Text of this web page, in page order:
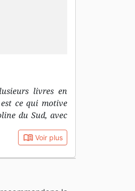
livres en
ce qui motive
du Sud, avec
book_open Voir plus